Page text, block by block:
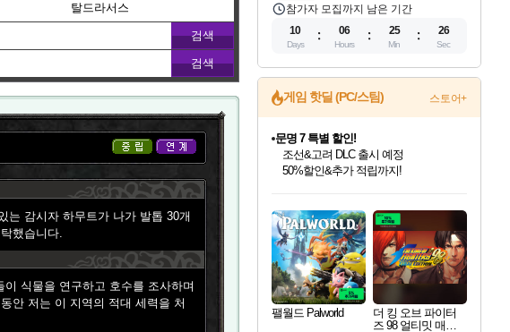
탈드라서스
는 감시자 하무트가 나가 발톱 30개
했습니다.
이 식물을 연구하고 호수를 조사하며
안 저는 이 지역의 적대 세력을 처
참가자 모집까지 남은 기간
10
Days
06
Hours
25
Min
25
Sec
게임 핫딜 (PC/스팀) 스토어+
최대 90% 할인가를 만나보세요!
네이버혜택과 함께 만나보세요!
문명 7 특별 할인!
조선&고려 DLC 출시 예정
50%할인&추가 적립까지!
마블 투혼 파이팅 소울즈 정식출시!
이니&베니 혜택까지!
네이버 혜택가와 함께 예약하세요!
할인&네이버혜택으로 만나보세요!
네이버페이 혜택과 만나보세요!
40주년 프로모션으로 만나보세요!
할인가에 만나보세요!
일부 에디션 상시 할인!
혜택으로 예약 판매 중
편안하게 충전하세요
팰월드 Palworld
더 킹 오브 파이터
즈 98 얼티밋 매치